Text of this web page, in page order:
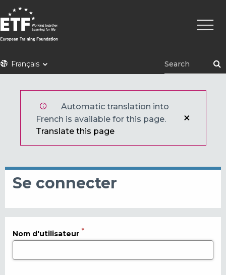
Aller
au
contenu
principal
ETFFrançais
Automatic translation into
French is available for this page.
Translate this page
Se connecter
Nom d'utilisateur